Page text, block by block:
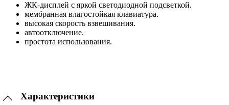
ЖК-дисплей с яркой светодиодной подсветкой.
мембранная влагостойкая клавиатура.
высокая скорость взвешивания.
автоотключение.
простота использования.
Характеристики